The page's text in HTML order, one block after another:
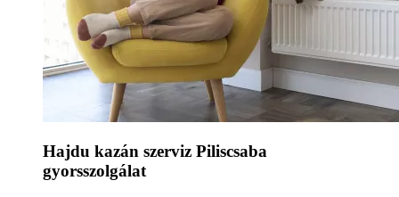
Hajdu kazán szerviz Piliscsaba
gyorsszolgálat